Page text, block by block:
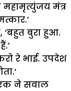
महामृत्युंजय मंत्र
.’
, ‘बहुत बुरा हुआ.
हैं.’
रे भाई. उपदेश
.’
ने सवाल